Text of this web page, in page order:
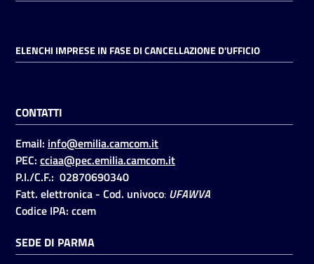
ELENCHI IMPRESE IN FASE DI CANCELLAZIONE D'UFFICIO
CONTATTI
Email: info@emilia.camcom.it
PEC: cciaa@pec.emilia.camcom.it
P.I./C.F.: 02870690340
Fatt. elettronica - Cod. univoco: UFAWVA
Codice IPA: ccem
SEDE DI PARMA